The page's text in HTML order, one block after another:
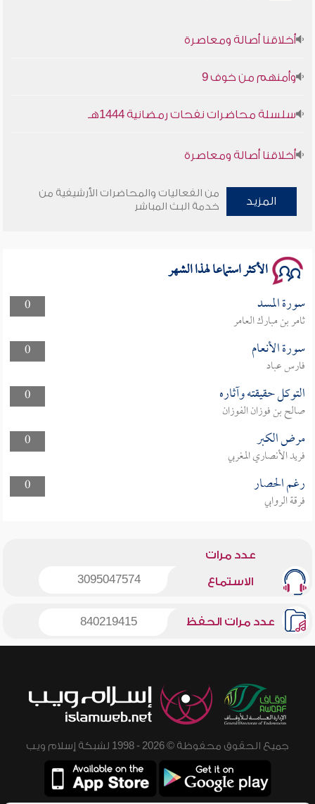
أخلاقنا أصالة ومعاصرة
وأمنهم من خوف 9
أخلاقنا أصالة ومعاصرة
المزيد
من الفعاليات والمحاضرات الأرشيفية من
خدمة البث المباشر
الأكثر استماعا لهذا الشهر
0 سورة المسد
ثامر بن مبارك العامر
0
سورة الأنعام
فارس عباد
0
التوكل حقيقته وآثاره
صالح بن فوزان الفوزان
0
مرض الكبر
فريد الأنصاري المغربي
0
رغم الحصار
فرقة الروابي
عدد مرات
الاستماع 3095047574
عدد مرات الحفظ 840219415
جميع الحقوق محفوظة © 2026 - 1998 لشبكة إسلام ويب